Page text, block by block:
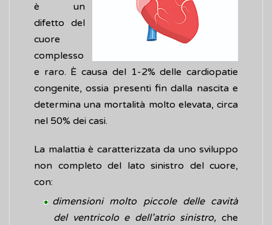
è un
difetto del
cuore
complesso
e raro. È causa del 1-2% delle cardiopatie
congenite, ossia presenti fin dalla nascita e
determina una mortalità molto elevata, circa
nel 50% dei casi.
La malattia è caratterizzata da uno sviluppo
non completo del lato sinistro del cuore,
con:
dimensioni molto piccole delle cavità
del ventricolo e dell’atrio sinistro, che